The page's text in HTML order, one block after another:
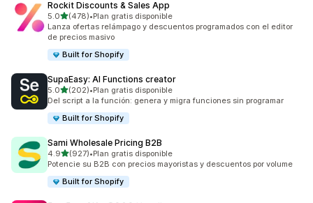
Rockit Discounts & Sales App
5.0de 5 estrellas
(478)
478 reseñas en total
•Plan gratis disponible
Lanza ofertas relámpago y descuentos programados con el editor
de precios masivo
Built for Shopify
SupaEasy: AI Functions creator
5.0de 5 estrellas
(202)
202 reseñas en total
•Plan gratis disponible
Del script a la función: genera y migra funciones sin programar
Built for Shopify
Sami Wholesale Pricing B2B
4.9de 5 estrellas
(927)
927 reseñas en total
•Plan gratis disponible
Potencie su B2B con precios mayoristas y descuentos por volume
Built for Shopify